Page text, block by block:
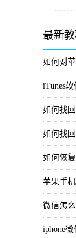
最新
如何对
iTunes
如何找
如何找
如何恢
苹果手
微信怎
iphone